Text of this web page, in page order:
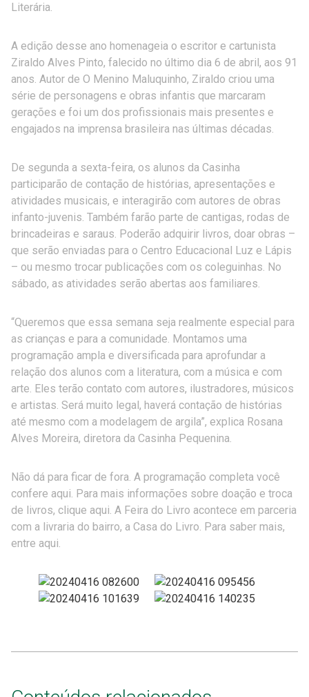
Literária.
A edição desse ano homenageia o escritor e cartunista
Ziraldo Alves Pinto, falecido no último dia 6 de abril, aos 91
anos. Autor de O Menino Maluquinho, Ziraldo criou uma
série de personagens e obras infantis que marcaram
gerações e foi um dos profissionais mais presentes e
engajados na imprensa brasileira nas últimas décadas.
De segunda a sexta-feira, os alunos da Casinha
participarão de contação de histórias, apresentações e
atividades musicais, e interagirão com autores de obras
infanto-juvenis. Também farão parte de cantigas, rodas de
brincadeiras e saraus. Poderão adquirir livros, doar obras –
que serão enviadas para o Centro Educacional Luz e Lápis
– ou mesmo trocar publicações com os coleguinhas. No
sábado, as atividades serão abertas aos familiares.
“Queremos que essa semana seja realmente especial para
as crianças e para a comunidade. Montamos uma
programação ampla e diversificada para aprofundar a
relação dos alunos com a literatura, com a música e com
arte. Eles terão contato com autores, ilustradores, músicos
e artistas. Será muito legal, haverá contação de histórias
até mesmo com a modelagem de argila”, explica Rosana
Alves Moreira, diretora da Casinha Pequenina.
Não dá para ficar de fora. A programação completa você
confere aqui. Para mais informações sobre doação e troca
de livros, clique aqui. A Feira do Livro acontece em parceria
com a livraria do bairro, a Casa do Livro. Para saber mais,
entre aqui.